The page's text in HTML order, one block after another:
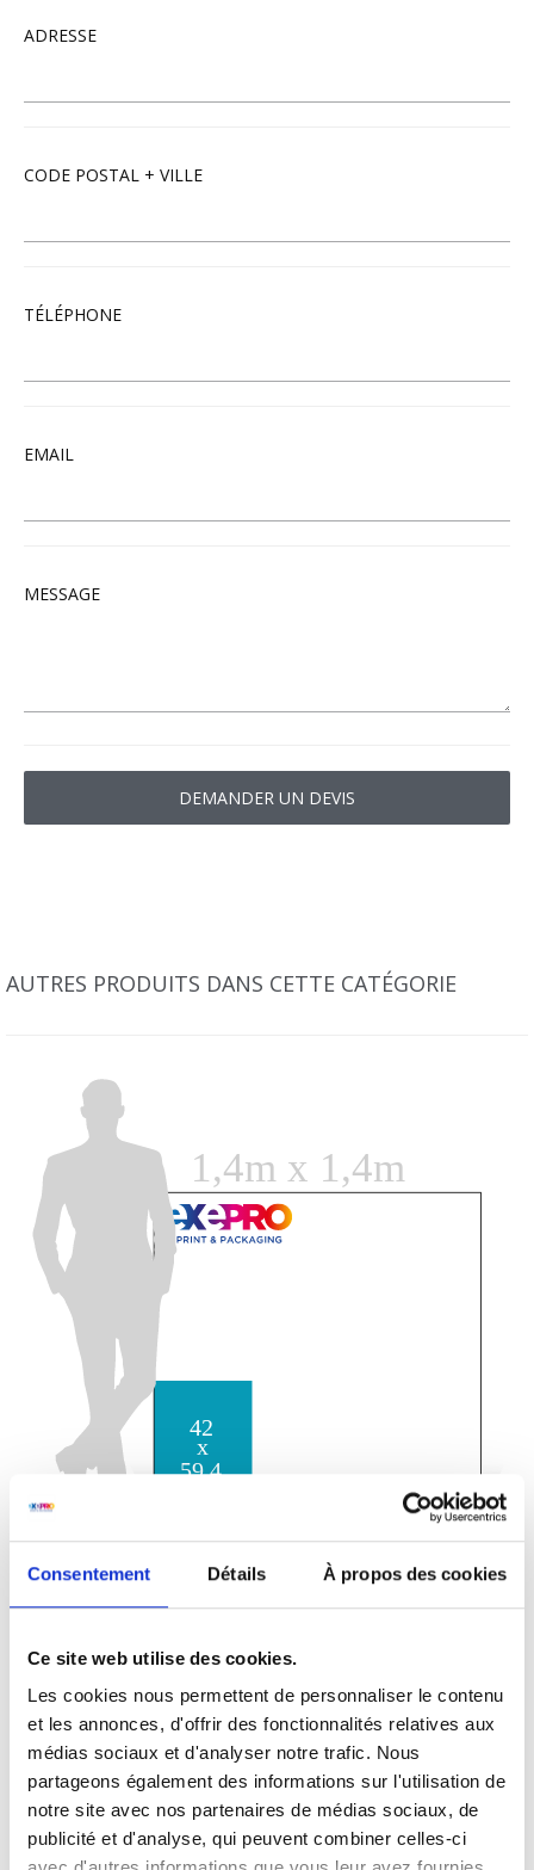
Consentement Détails À propos des cookies
Ce site web utilise des cookies.
Les cookies nous permettent de personnaliser le contenu
et les annonces, d'offrir des fonctionnalités relatives aux
médias sociaux et d'analyser notre trafic. Nous
partageons également des informations sur l'utilisation de
notre site avec nos partenaires de médias sociaux, de
publicité et d'analyse, qui peuvent combiner celles-ci
ADRESSE
CODE POSTAL + VILLE
TÉLÉPHONE
EMAIL
MESSAGE
AUTRES PRODUITS DANS CETTE CATÉGORIE
Affiches imprimées 2 faces
42,0 cm L x 59,4 cm H